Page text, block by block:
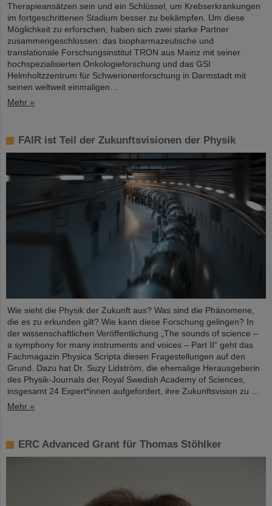
Therapieansätzen sein und ein Schlüssel, um Krebserkrankungen
im fortgeschrittenen Stadium besser zu bekämpfen. Um diese
Möglichkeit zu erforschen, haben sich zwei starke Partner
zusammengeschlossen: das biopharmazeutische und
translationale Forschungsinstitut TRON aus Mainz mit seiner
hochspezialisierten Onkologieforschung und das GSI
Helmholtzzentrum für Schwerionenforschung in Darmstadt mit
seinen weltweit einmaligen…
Mehr »
FAIR ist Teil der Zukunftsvisionen der Physik
Wie sieht die Physik der Zukunft aus? Was sind die Phänomene,
die es zu erkunden gilt? Wie kann diese Forschung gelingen? In
der wissenschaftlichen Veröffentlichung „The sounds of science –
a symphony for many instruments and voices – Part II“ geht das
Fachmagazin Physica Scripta diesen Fragestellungen auf den
Grund. Dazu hat Dr. Suzy Lidström, die ehemalige Herausgeberin
des Physik-Journals der Royal Swedish Academy of Sciences,
insgesamt 24 Expert*innen aufgefordert, ihre Zukunftsvision zu ...
Mehr »
ERC Advanced Grant für Thomas Stöhlker